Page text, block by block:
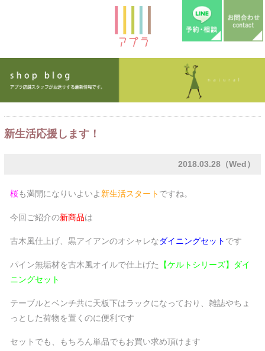
新生活応援します！
2018.03.28（Wed）
桜も満開になりいよいよ 新生活スタート ですね。
今回ご紹介の新商品は
古木風仕上げ、黒アイアンのオシャレなダイニングセット です
パイン無垢材を古木風オイルで仕上げた
【ケルトシリーズ】ダイ
ニングセット
テーブルとベンチ共に天板下はラックになっており、雑誌やちょ
っとした荷物を置くのに便利です
セットでも、もちろん単品でもお買い求め頂けます